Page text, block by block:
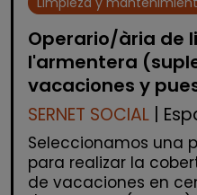
Operario/ària de
l'armentera
vacaciones y
SERNET SOCIAL |
Seleccionamos una
para realizar la
de vacaciones en